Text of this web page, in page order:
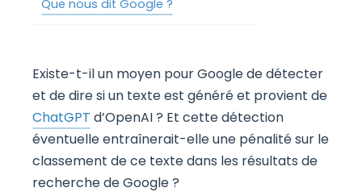
Que nous dit Google ?
Existe-t-il un moyen pour Google de détecter
et de dire si un texte est généré et provient de
ChatGPT d’OpenAI ? Et cette détection
éventuelle entraînerait-elle une pénalité sur le
classement de ce texte dans les résultats de
recherche de Google ?